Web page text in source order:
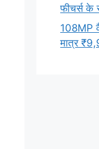
फीचर्स के
108MP
मात्र